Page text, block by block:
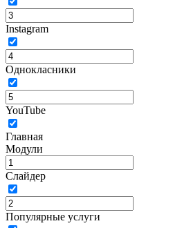
Instagram
Однокласники
YouTube
Главная
Модули
Слайдер
Популярные услуги